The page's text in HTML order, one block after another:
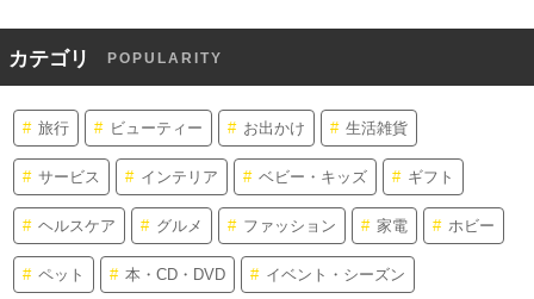
カテゴリ POPULARITY
旅行 ビューティー お出かけ 生活雑貨
サービス インテリア ベビー・キッズ ギフト
ヘルスケア グルメ ファッション 家電 ホビー
ペット 本・CD・DVD イベント・シーズン